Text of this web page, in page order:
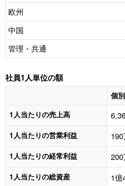
欧州
中国
管理・共通
社員1人単位の額
個別
1人当たりの売上高
1人当たりの営業利益
1人当たりの経常利益
1人当たりの総資産 1億